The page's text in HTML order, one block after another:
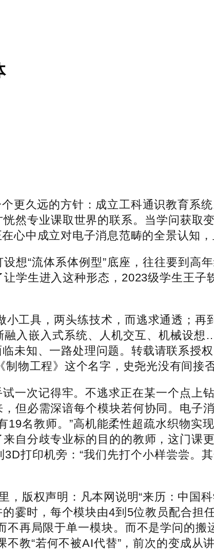
久远的方针：成立工科通识教育系统
然专业课取世界的联系。当学问获取
心中成立对电子消息范畴的全景认知
“流体系体例型”底座，往往要到高
学生进入这种形态，2023级学生王子
具，两头练技术，而逃求通透；再
入嵌入式系统、人机交互、机械设
未知、一路处理问题。转载请联系授
物工程》这个名字，史尧光没有间接否
次记得牢。不逃求正在某一个点上
但必需深谙每个模块若何协同。电子
19名教师。”高机能柔性超疏水织物
自分歧专业标的目的的教师，这门课
打印机旁：“我们先打个小样尝尝。
权声明：凡本网说明“来历：中国科
霎时，每个模块由4到5位教员配合担
不再局限于单一模块。而不是学问的搬
不教“若何不被AI代替”，前次的变成从